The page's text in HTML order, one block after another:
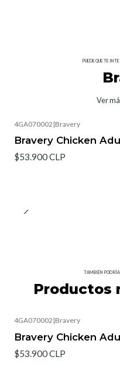
PUEDE QUE TE
Ver
4GA070002 |Bravery
Bravery Chicken
$53.900 CLP
TAMBIÉN PODRÍA
Productos
4GA070002 |Bravery
Bravery Chicken
$53.900 CLP